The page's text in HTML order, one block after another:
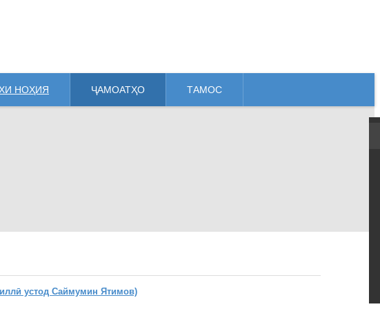
НОҲИЯ ҶАМОАТҲО ТАМОС
устод Саймумин Ятимов)